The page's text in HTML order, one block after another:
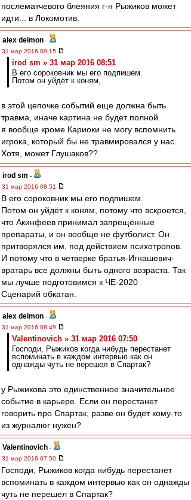
послематчевого блеяния г-н Рыжиков может
идти... в Локомотив.
alex deimon -
31 мар 2016 09:15
irod sm » 31 мар 2016 08:51
В его сороковник мы его подпишем.
Потом он уйдёт к коням,
в этой цепочке событий еще должна быть
травма, иначе картина не будет полной.
я вообще кроме Кариоки не могу вспомнить
игрока, который бы не травмировался у нас.
Хотя, может Глушаков??
irod sm -
31 мар 2016 08:51
В его сороковник мы его подпишем.
Потом он уйдёт к коням, потому что вскроется,
что Акинфеев принимал запрещённые
препараты, и он вообще не футболист. Он
притворялся им, под действием психотропов.
И потому что в четверке братья-Игнашевич-
вратарь все должны быть одного возраста. Так
мы лучше подготовимся к ЧЕ-2020
Сценарий обкатан.
alex deimon -
31 мар 2016 08:49
Valentinovich » 31 мар 2016 07:50
Господи, Рыжиков когда нибудь перестанет
вспоминать в каждом интервью как он
однажды чуть не перешел в Спартак?
у Рыжикова это единственное значительное
событие в карьере. Если он перестанет
говорить про Спартак, разве он будет кому-то
из журналюг нужен?
Valentinovich -
31 мар 2016 07:50
Господи, Рыжиков когда нибудь перестанет
вспоминать в каждом интервью как он однажды
чуть не перешел в Спартак?